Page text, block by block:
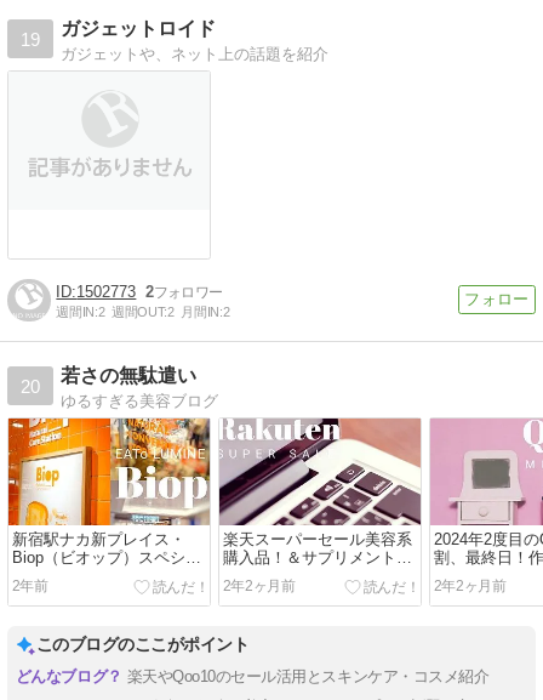
19
ガジェットロイド
ガジェットや、ネット上の話題を紹介
1502773 2
週間IN:2 週間OUT:2 月間IN:2
20
若さの無駄遣い
ゆるすぎる美容ブログ
新宿駅ナカ新プレイス・
Biop（ビオップ）スペシャ
ルキットの中身でよかった
もの８選
2年前
楽天スーパーセール美容系
購入品！＆サプリメントの
話題
2年2ヶ月前
2024年2度目
割、最終日！
紹介
2年2ヶ月前
このブログのここがポイント
楽天やQoo10のセール活用とスキンケア・コスメ紹介